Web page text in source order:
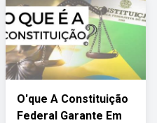
O'que A Constituição
Federal Garante Em